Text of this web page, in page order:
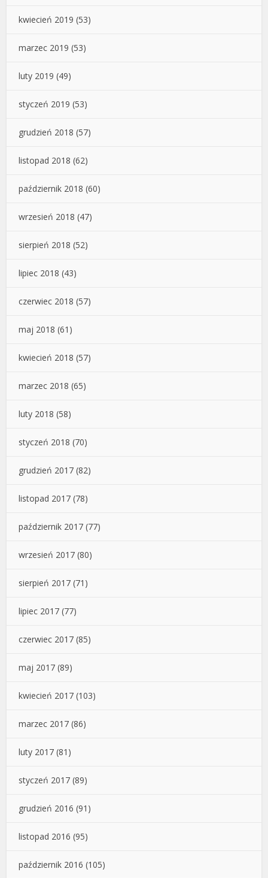
kwiecień 2019 (53)
marzec 2019 (53)
luty 2019 (49)
styczeń 2019 (53)
grudzień 2018 (57)
listopad 2018 (62)
październik 2018 (60)
wrzesień 2018 (47)
sierpień 2018 (52)
lipiec 2018 (43)
czerwiec 2018 (57)
maj 2018 (61)
kwiecień 2018 (57)
marzec 2018 (65)
luty 2018 (58)
styczeń 2018 (70)
grudzień 2017 (82)
listopad 2017 (78)
październik 2017 (77)
wrzesień 2017 (80)
sierpień 2017 (71)
lipiec 2017 (77)
czerwiec 2017 (85)
maj 2017 (89)
kwiecień 2017 (103)
marzec 2017 (86)
luty 2017 (81)
styczeń 2017 (89)
grudzień 2016 (91)
listopad 2016 (95)
październik 2016 (105)